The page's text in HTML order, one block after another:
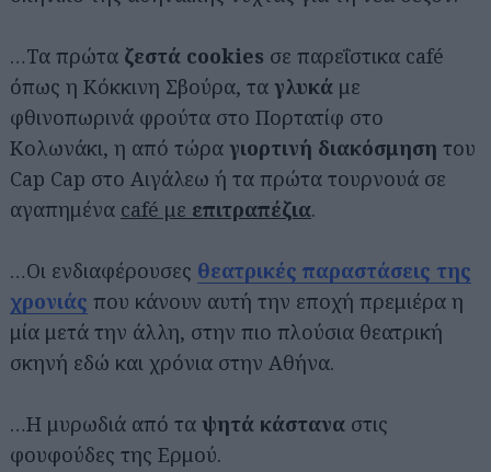
…Τα πρώτα ζεστά cookies σε παρεΐστικα café
όπως η Κόκκινη Σβούρα, τα γλυκά με
φθινοπωρινά φρούτα στο Πορτατίφ στο
Κολωνάκι, η από τώρα γιορτινή διακόσμηση του
Cap Cap στο Αιγάλεω ή τα πρώτα τουρνουά σε
αγαπημένα café με επιτραπέζια.
…Οι ενδιαφέρουσες θεατρικές παραστάσεις της
χρονιάς που κάνουν αυτή την εποχή πρεμιέρα η
μία μετά την άλλη, στην πιο πλούσια θεατρική
σκηνή εδώ και χρόνια στην Αθήνα.
…Η μυρωδιά από τα ψητά κάστανα στις
φουφούδες της Ερμού.